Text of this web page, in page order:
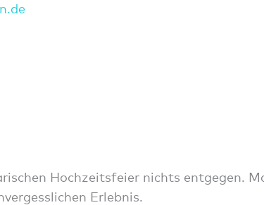
.de
Hochzeitsfeier nichts entgegen.
Erlebnis.